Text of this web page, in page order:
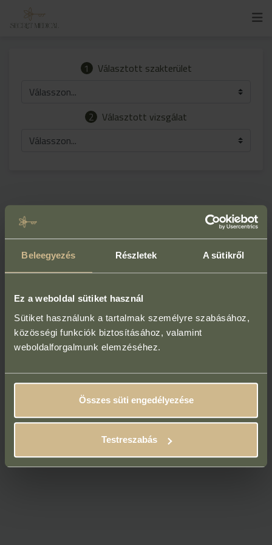
Beleegyezés Részletek A sütikről
Ez a weboldal sütiket használ
Sütiket használunk a tartalmak személyre szabásához,
közösségi funkciók biztosításához, valamint
weboldalforgalmunk elemzéséhez.
Összes süti engedélyezése
Testreszabás
1
Választott szakterület
Válasszon...
2 Választott vizsgálat
Válasszon...